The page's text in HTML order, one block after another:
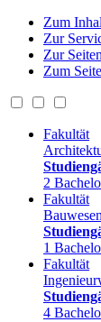
Zum
Zur
Zur
Zum
Fakultät
2
Fakultät
Bauwesen
1
Fakultät
4